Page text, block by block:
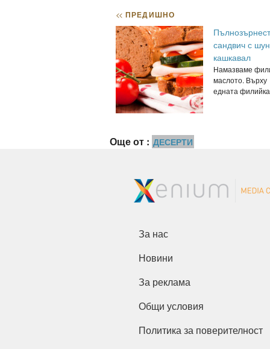
<< ПРЕДИШНО
Пълнозърнест
сандвич с
кашкавал
Намазваме
маслото. Върху
едната филийка
Още от : ДЕСЕРТИ
За нас
Новини
За реклама
Общи условия
Политика за поверителност